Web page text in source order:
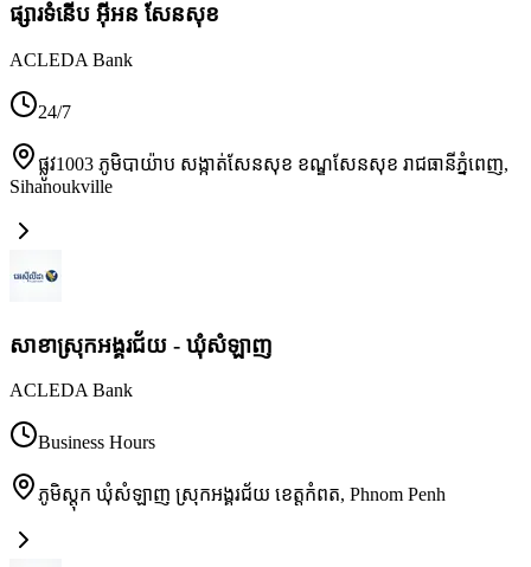
ផ្សារទំនើប អ៊ីអន សែនសុខ
ACLEDA Bank
24/7
ផ្លូវ1003 ភូមិបាយ៉ាប សង្កាត់សែនសុខ ខណ្ឌសែនសុខ រាជធានីភ្នំពេញ,
Sihanoukville
សាខាស្រុកអង្គរជ័យ - ឃុំសំឡាញ
ACLEDA Bank
Business Hours
ភូមិស្តុក ឃុំសំឡាញ ស្រុកអង្គរជ័យ ខេត្តកំពត, Phnom Penh